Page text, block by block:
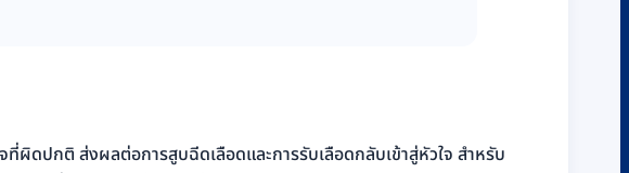
ที่ผิดปกติ ส่งผลต่อการสูบฉีดเลือดและการรับเลือดกลับเข้าสู่หัวใจ สำหรับ